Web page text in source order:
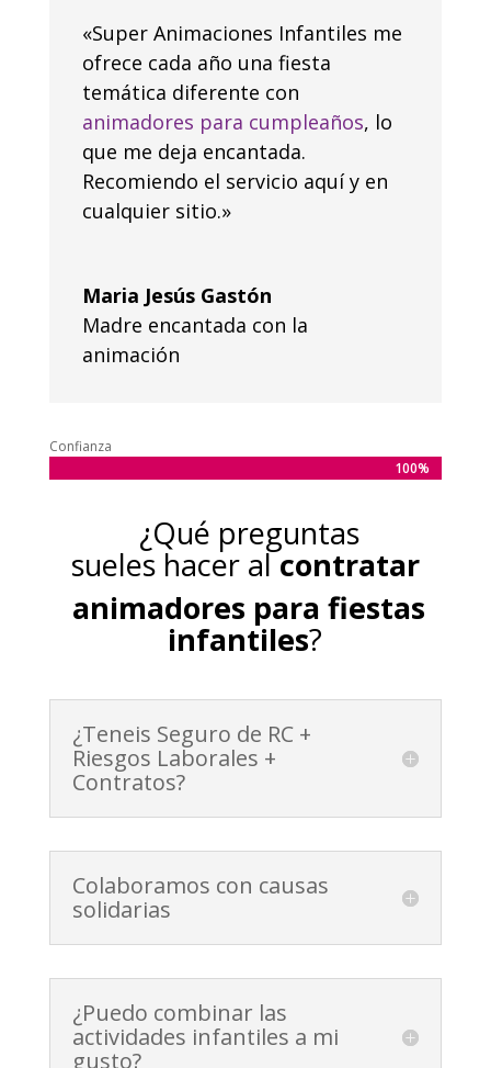
«Super Animaciones Infantiles me
ofrece cada año una fiesta
temática diferente con
animadores para cumpleaños, lo
que me deja encantada.
Recomiendo el servicio aquí y en
cualquier sitio.»
Maria Jesús Gastón
Madre encantada con la
animación
Confianza
100%
100%
¿Qué preguntas
sueles hacer alcontratar
animadores para fiestas
infantiles?
¿Teneis Seguro de RC +
Riesgos Laborales +
Contratos?
Colaboramos con causas
solidarias
¿Puedo combinar las
actividades infantiles a mi
gusto?